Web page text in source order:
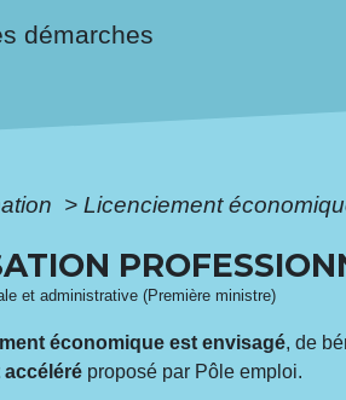
démarches
> Licenciement
et administrative (Première ministre)
économique est envisagé, de
proposé par Pôle emploi.